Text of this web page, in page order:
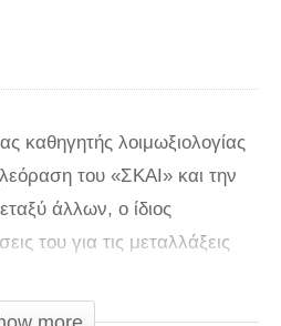
καθηγητής λοιμωξιολογίας
του «ΣΚΑΙ» και την
άλλων, ο ίδιος
του για τις μεταλλάξεις
ανέφερε δυστυχώς τώρα